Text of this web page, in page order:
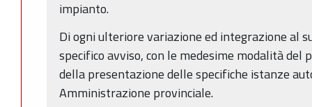
impianto.
Di ogni ulteriore variazione ed integrazione al
specifico avviso, con le medesime modalità
della presentazione delle specifiche istanze
Amministrazione provinciale.